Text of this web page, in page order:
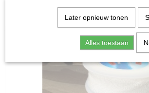
Later opnieuw tonen
Alles toestaan